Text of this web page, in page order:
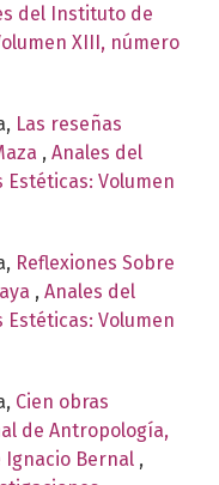
del Instituto de
XIII, número
Las reseñas
, Anales del
Volumen
Reflexiones Sobre
, Anales del
Volumen
Cien obras
de Antropología,
Ignacio Bernal ,